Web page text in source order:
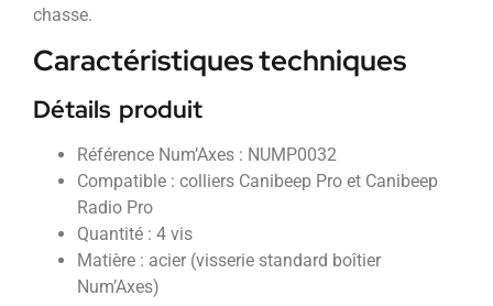
chasse.
Caractéristiques techniques
Détails produit
Référence Num’Axes : NUMP0032
Compatible : colliers Canibeep Pro et Canibeep
Radio Pro
Quantité : 4 vis
Matière : acier (visserie standard boîtier
Num’Axes)